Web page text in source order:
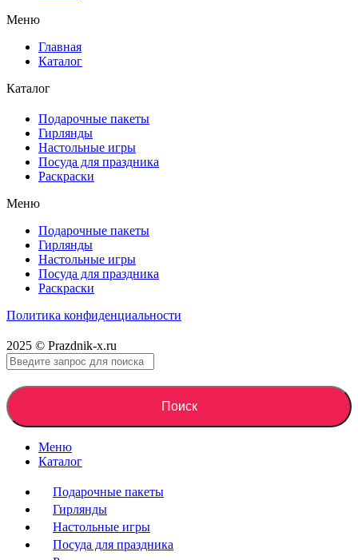
Меню
Главная
Каталог
Каталог
Подарочные пакеты
Гирлянды
Настольные игры
Посуда для праздника
Раскраски
Меню
Подарочные пакеты
Гирлянды
Настольные игры
Посуда для праздника
Раскраски
Политика конфиденциальности
2025 © Prazdnik-x.ru
Поиск
Меню
Каталог
Подарочные пакеты
Гирлянды
Настольные игры
Посуда для праздника